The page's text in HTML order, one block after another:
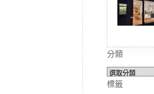
分類
分
類
標籤